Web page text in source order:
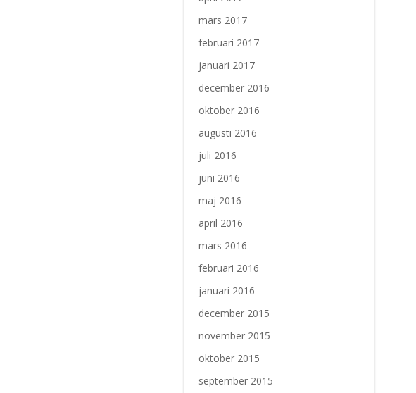
mars 2017
februari 2017
januari 2017
december 2016
oktober 2016
augusti 2016
juli 2016
juni 2016
maj 2016
april 2016
mars 2016
februari 2016
januari 2016
december 2015
november 2015
oktober 2015
september 2015